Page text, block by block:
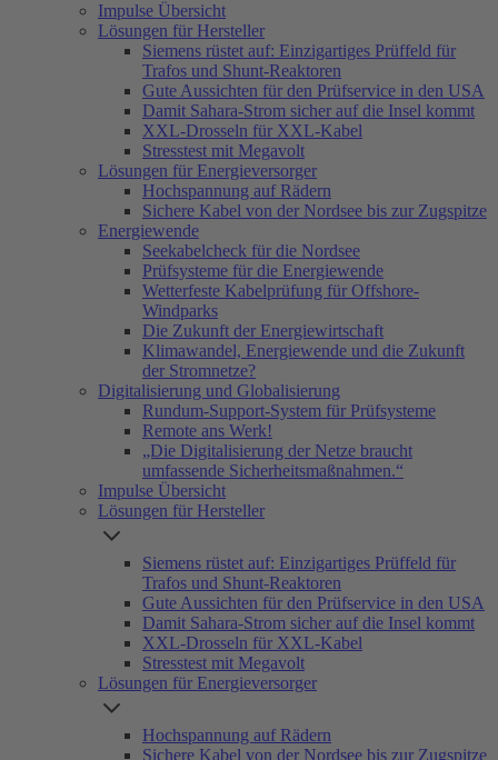
Impulse Übersicht
Lösungen für Hersteller
Siemens rüstet auf: Einzigartiges Prüffeld für
Trafos und Shunt-Reaktoren
Gute Aussichten für den Prüfservice in den USA
Damit Sahara-Strom sicher auf die Insel kommt
XXL-Drosseln für XXL-Kabel
Stresstest mit Megavolt
Lösungen für Energieversorger
Hochspannung auf Rädern
Sichere Kabel von der Nordsee bis zur Zugspitze
Energiewende
Seekabelcheck für die Nordsee
Prüfsysteme für die Energiewende
Wetterfeste Kabelprüfung für Offshore-
Windparks
Die Zukunft der Energiewirtschaft
Klimawandel, Energiewende und die Zukunft
der Stromnetze?
Digitalisierung und Globalisierung
Rundum-Support-System für Prüfsysteme
Remote ans Werk!
„Die Digitalisierung der Netze braucht
umfassende Sicherheitsmaßnahmen.“
Impulse Übersicht
Lösungen für Hersteller
Siemens rüstet auf: Einzigartiges Prüffeld für
Trafos und Shunt-Reaktoren
Gute Aussichten für den Prüfservice in den USA
Damit Sahara-Strom sicher auf die Insel kommt
XXL-Drosseln für XXL-Kabel
Stresstest mit Megavolt
Lösungen für Energieversorger
Hochspannung auf Rädern
Sichere Kabel von der Nordsee bis zur Zugspitze